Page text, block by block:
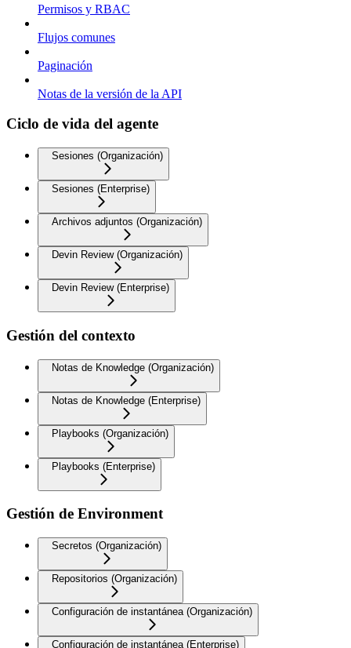
Permisos y RBAC
Flujos comunes
Paginación
Notas de la versión de la API
Ciclo de vida del agente
Sesiones (Organización)
Sesiones (Enterprise)
Archivos adjuntos (Organización)
Devin Review (Organización)
Devin Review (Enterprise)
Gestión del contexto
Notas de Knowledge (Organización)
Notas de Knowledge (Enterprise)
Playbooks (Organización)
Playbooks (Enterprise)
Gestión de Environment
Secretos (Organización)
Repositorios (Organización)
Configuración de instantánea (Organización)
Configuración de instantánea (Enterprise)